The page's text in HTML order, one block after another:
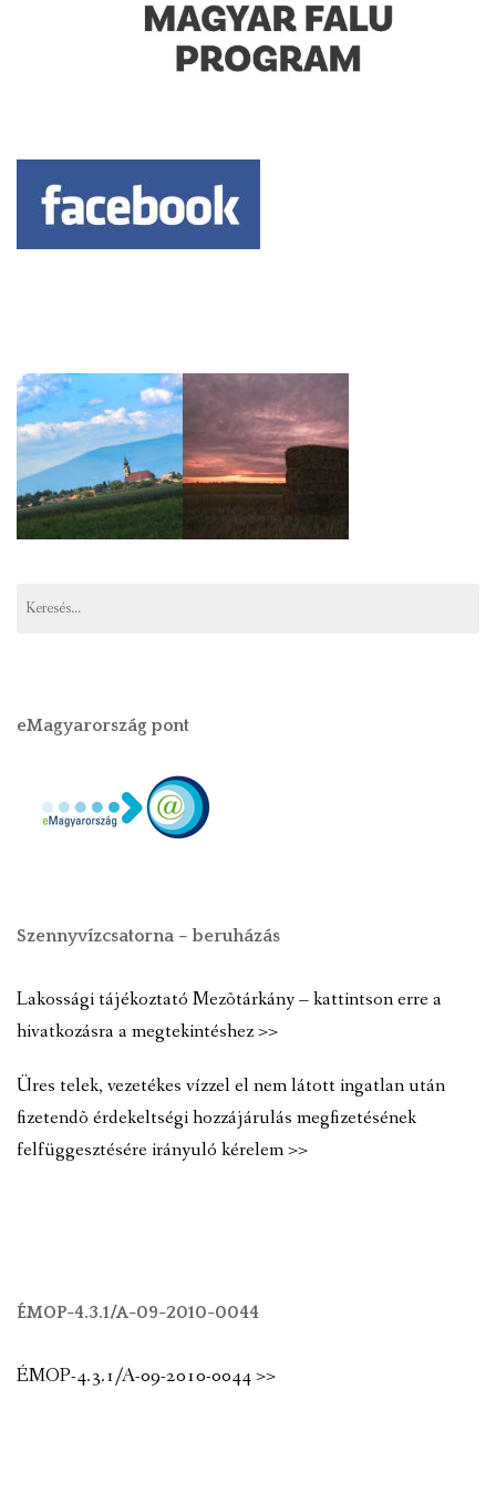
eMagyarország pont
Szennyvízcsatorna – beruházás
Lakossági tájékoztató Mezõtárkány – kattintson erre a
hivatkozásra a megtekintéshez >>
Üres telek, vezetékes vízzel el nem látott ingatlan után
fizetendõ érdekeltségi hozzájárulás megfizetésének
felfüggesztésére irányuló kérelem >>
ÉMOP-4.3.1/A-09-2010-0044
ÉMOP-4.3.1/A-09-2010-0044 >>